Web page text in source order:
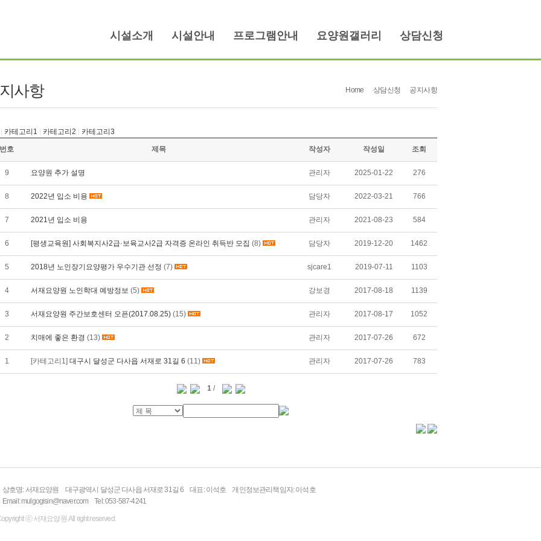
시설소개 시설안내 프로그램안내 요양원갤러리 상담신청
사항 Home 상담신청 공지사항
카테고리1 카테고리2 카테고리3
번호 제목 작성자 작성일 조회
9 요양원 추가 설명 관리자 2025-01-22 276
8 2022년 입소 비용 담당자 2022-03-21 766
7 2021년 입소 비용 관리자 2021-08-23 584
6 [평생교육원] 사회복지사2급·보육교사2급 자격증 온라인 취득반 모집 (8) 담당자 2019-12-20 1462
5 2018년 노인장기요양평가 우수기관 선정 (7) sjcare1 2019-07-11 1103
4 서재요양원 노인학대 예방정보 (5) 강보경 2017-08-18 1139
3 서재요양원 주간보호센터 오픈(2017.08.25) (15) 관리자 2017-08-17 1052
2 치매에 좋은 환경 (13) 관리자 2017-07-26 672
1 [카테고리1] 대구시 달성군 다사읍 서재로 31길 6 (11) 관리자 2017-07-26 783
1/
상호명: 서재요양원 대구광역시 달성군 다사읍 서재로 31길 6 대표: 이석호
개인정보관리책임자: 이석호
Email: mulgogisin@naver.com
Tel: 053-587-4241
ⓒ 서재요양원 All right reserved.